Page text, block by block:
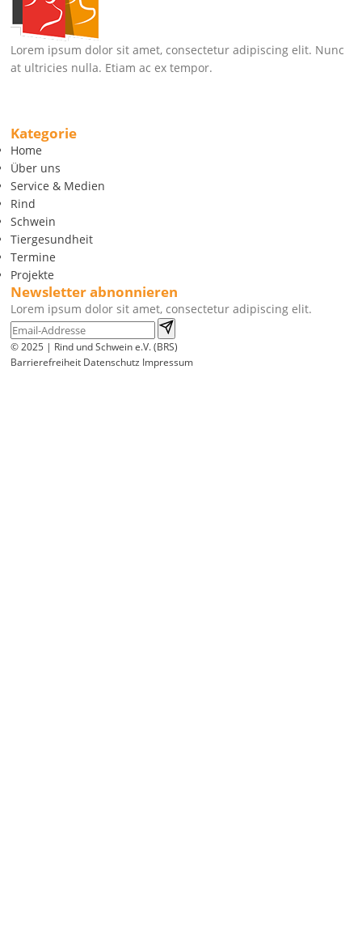
Lorem ipsum dolor sit amet, consectetur adipiscing elit. Nunc
at ultricies nulla. Etiam ac ex tempor.
Kategorie
Home
Über uns
Service & Medien
Rind
Schwein
Tiergesundheit
Termine
Projekte
Newsletter abnonnieren
Lorem ipsum dolor sit amet, consectetur adipiscing elit.
© 2025 | Rind und Schwein e.V. (BRS)
Barrierefreiheit Datenschutz Impressum